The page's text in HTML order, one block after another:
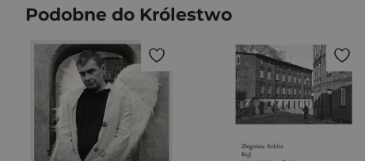
Podobne do Królestwo